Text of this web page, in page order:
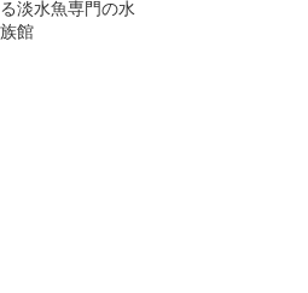
る淡水魚専門の水
族館